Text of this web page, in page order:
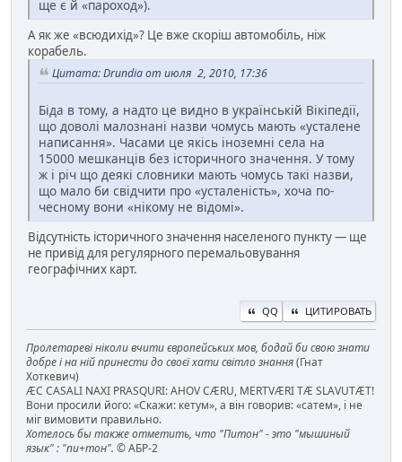
ще є й «пароход»).
А як же «всюдихід»? Це вже скоріш автомобіль, ніж
корабель.
Цитата: Drundia от июля 2, 2010, 17:36
Біда в тому, а надто це видно в українській Вікіпедії,
що доволі малознані назви чомусь мають «усталене
написання». Часами це якісь іноземні села на
15000 мешканців без історичного значення. У тому
ж і річ що деякі словники мають чомусь такі назви,
що мало би свідчити про «усталеність», хоча по-
чесному вони «нікому не відомі».
Відсутність історичного значення населеного пункту — ще
не привід для регулярного перемальовування
географічних карт.
QQ ЦИТИРОВАТЬ
Пролетареві ніколи вчити європейських мов, бодай би свою знати
добре і на ній принести до своєї хати світло знання(Гнат
Хоткевич)
ÆC CASALI NAXI PRASQURI: AHOV CÆRU, MERTVÆRI TÆ SLAVUTÆT!
Вони просили його: «Скажи: кетум», а він говорив: «сатем», і не
міг вимовити правильно.
Хотелось бы также отметить, что "Питон" - это "мышиный
язык" : "пи+тон". © АБР-2